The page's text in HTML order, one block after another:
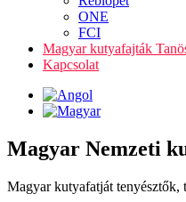
ONE
FCI
Magyar kutyafajták
Kapcsolat
Magyar Nemzeti
Magyar kutyafatját